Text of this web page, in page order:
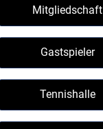
Mitgliedschaft
Gastspieler
Tennishalle